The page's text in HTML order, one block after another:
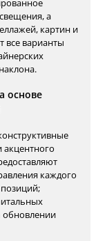
а
картин и
все варианты
основе
каждого
обновлении